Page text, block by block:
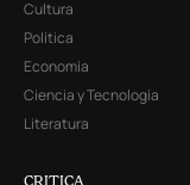
Cultura
Política
Economía
Ciencia y Tecnología
Literatura
CRITICA